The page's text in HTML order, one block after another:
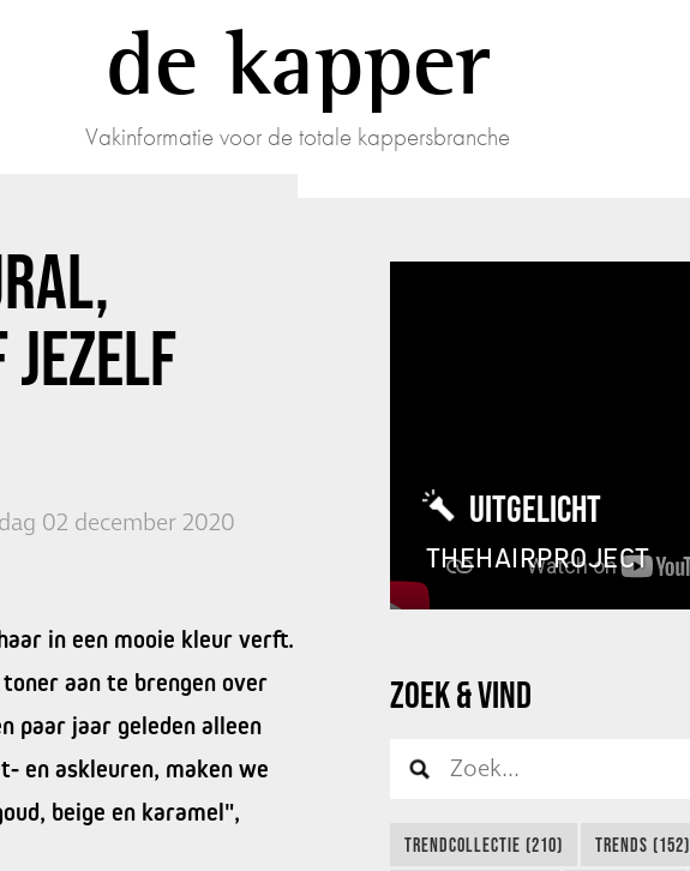
de kapper
Vakinformatie voor de totale kappersbranche
02 december 2020
in een mooie kleur verft.
aan te brengen over
paar jaar geleden alleen
en askleuren, maken we
beige en karamel",
UITGELICHT
THEHAIRPROJECT
ZOEK & VIND
TRENDCOLLECTIE (210) TRENDS (152)